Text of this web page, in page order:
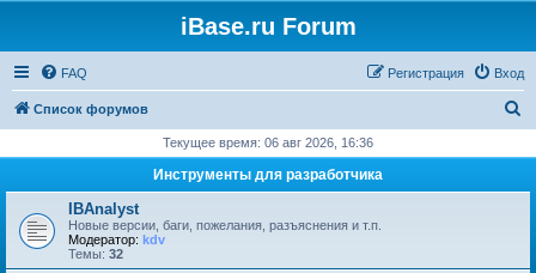
iBase.ru Forum
FAQ Вход
Регистрация
Список форумов
с
Текущее время: 06 авг 2026, 16:36
Инструменты для разработчика
IBAnalyst
Новые версии, баги, пожелания, разъяснения и т.п.
Модератор: kdv
Темы: 32